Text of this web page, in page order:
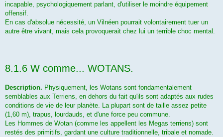
incapable, psychologiquement parlant, d'utiliser le moindre équipement
offensif.
En cas d'absolue nécessité, un Vilnéen pourrait volontairement tuer un
autre être vivant, mais cela provoquerait chez lui un terrible choc mental.
8.1.6 W comme... WOTANS.
Description. Physiquement, les Wotans sont fondamentalement
semblables aux Terriens, en dehors du fait qu'ils sont adaptés aux rudes
conditions de vie de leur planète. La plupart sont de taille assez petite
(1,60 m), trapus, lourdauds, et d'une force peu commune.
Les Hommes de Wotan (comme les appellent les Megas terriens) sont
restés des primitifs, gardant une culture traditionnelle, tribale et nomade.